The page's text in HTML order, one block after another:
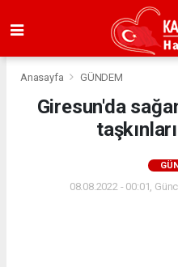
Anasayfa GÜNDEM
Giresun'da
08.08.2022 - 00:01,